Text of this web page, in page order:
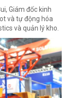
Giám đốc kinh
và tự động hóa
và quản lý kho.